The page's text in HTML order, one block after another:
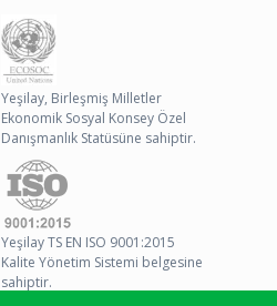
Yeşilay, Birleşmiş Milletler
Ekonomik Sosyal Konsey Özel
Danışmanlık Statüsüne sahiptir.
Yeşilay TS EN ISO 9001:2015
Kalite Yönetim Sistemi belgesine
sahiptir.